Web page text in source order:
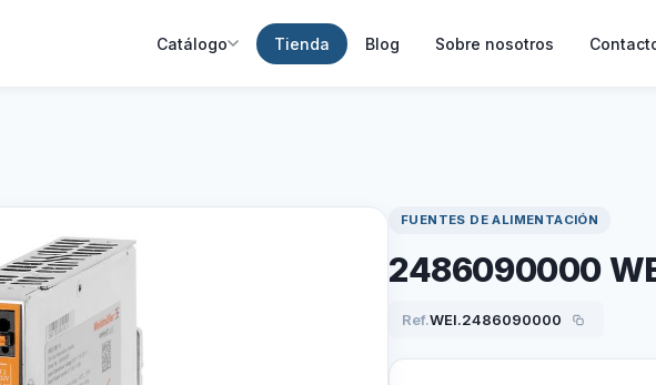
Catálogo Tienda Blog Sobre nosotros
FUENTES DE ALIMENTACIÓN
2486090000
Ref.WEI.2486090000